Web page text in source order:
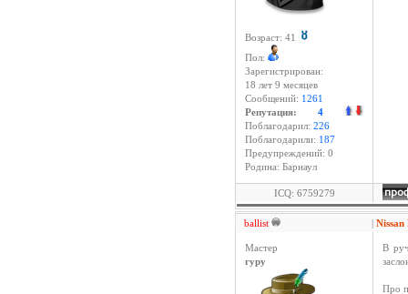
Возраст: 41
Пол:
Зарегистрирован:
18 лет 9 месяцев
Сообщений: 1261
Репутация: 4
Поблагодарил: 226
Поблагодарили: 187
Предупреждений: 0
Родина: Барнаул
ICQ: 6759279
ballist |
Мастер
гуру
В
Про